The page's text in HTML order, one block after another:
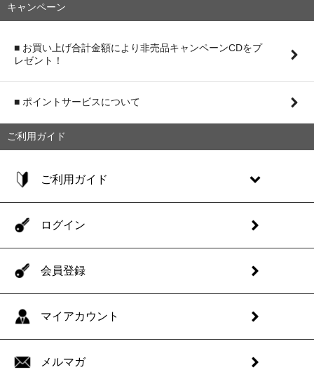
キャンペーン
■ お買い上げ合計金額により非売品キャンペーンCDをプ
レゼント！
■ ポイントサービスについて
ご利用ガイド
ご利用ガイド
ログイン
会員登録
マイアカウント
メルマガ